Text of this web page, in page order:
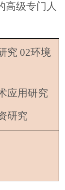
高级专门人
究 02环境
应用研究
研究